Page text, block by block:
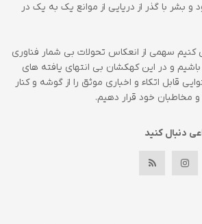
بشر با گذر از دریایی از موانع یک به یک در
کنیم سهمی از انعکاس تحولات بی شمار فناوری
باشیم و در این کهکشان بی انتهای یافته های
قابل اتکاء و اخباری موثق را از گوشه و کنار
و مخاطبان خود قرار دهیم.
دنبال کنید